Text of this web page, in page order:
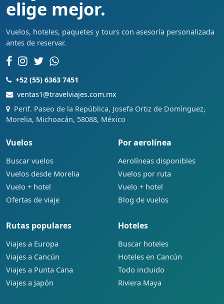
elige mejor.
Vuelos, hoteles, paquetes y tours con asesoría personalizada
antes de reservar.
+52 (55) 6363 7451
ventas1@travelviajes.com.mx
Perif. Paseo de la República, Josefa Ortiz de Domínguez,
Morelia, Michoacán, 58088, México
Vuelos
Buscar vuelos
Vuelos desde Morelia
Vuelo + hotel
Ofertas de viaje
Por aerolínea
Aerolíneas disponibles
Vuelos por ruta
Vuelo + hotel
Blog de vuelos
Rutas populares
Viajes a Europa
Viajes a Cancún
Viajes a Punta Cana
Viajes a Japón
Hoteles
Buscar hoteles
Hoteles en Cancún
Todo incluido
Riviera Maya